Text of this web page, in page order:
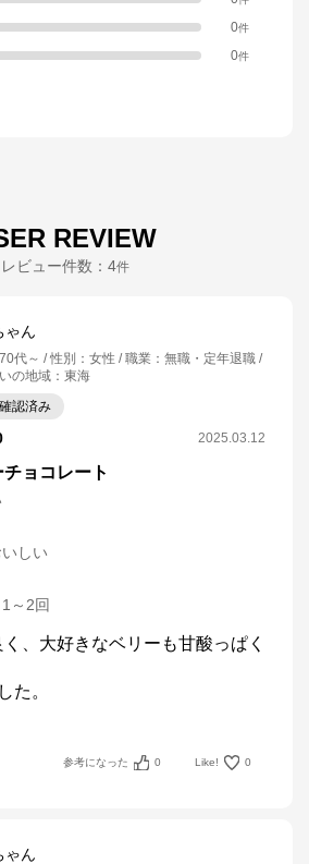
0件
0件
REVIEW
レビュー件数： 4件
ゃん
70代～ 性別 ： 女性 職業 ： 無職・定年退職
の地域 ： 東海
認済み
2025.03.12
ョコレート
しい
1～2回
、大好きなベリーも甘酸っぱく
た。
参考になった 0 Like! 0
ゃん